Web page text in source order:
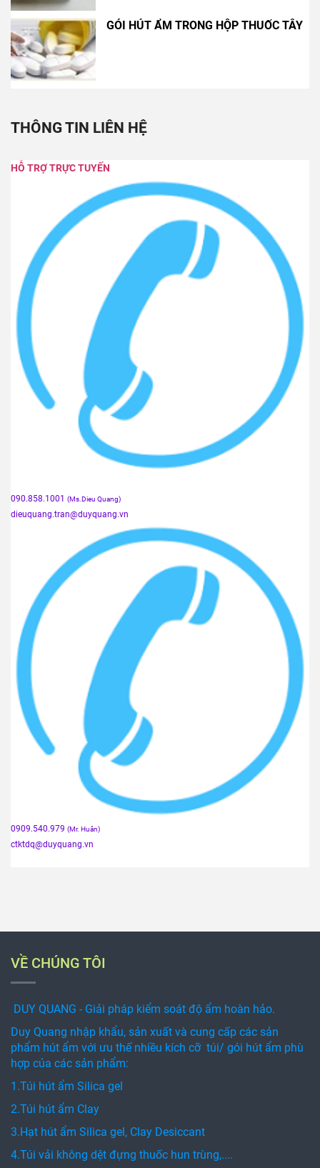
GÓI HÚT ẨM TRONG HỘP THUỐC TÂY
THÔNG TIN LIÊN HỆ
HỖ TRỢ TRỰC TUYẾN
090.858.1001 (Ms.Dieu Quang)
dieuquang.tran@duyquang.vn
0909.540.979 (Mr. Huân)
ctktdq@duyquang.vn
VỀ CHÚNG TÔI
DUY QUANG - Giải pháp kiểm soát độ ẩm hoàn hảo.
Duy Quang nhập khẩu, sản xuất và cung cấp các sản
phẩm hút ẩm với ưu thế nhiều kích cỡ túi/ gói hút ẩm phù
hợp của các sản phẩm:
1.Túi hút ẩm Silica gel
2.Túi hút ẩm Clay
3.Hạt hút ẩm Silica gel, Clay Desiccant
4.Túi vải không dệt đựng thuốc hun trùng,....